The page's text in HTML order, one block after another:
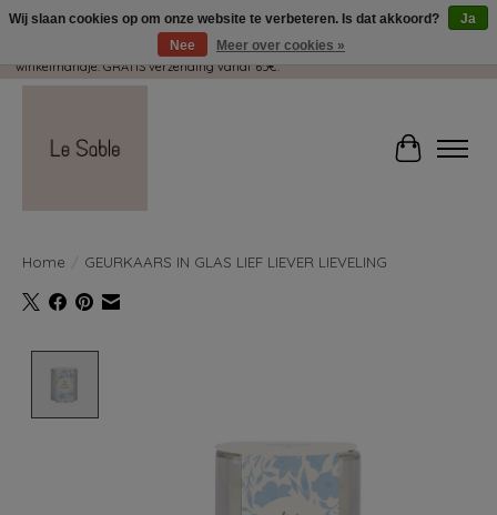
Wij pakken met plezier jouw kadootjes GRATIS in! Duid dit zeker aan in je
winkelmandje. GRATIS verzending vanaf 65€.
Home GEURKAARS IN GLAS LIEF LIEVER LIEVELING
Wij slaan cookies op om onze website te verbeteren. Is dat akkoord?
Ja
Nee
Meer over cookies »